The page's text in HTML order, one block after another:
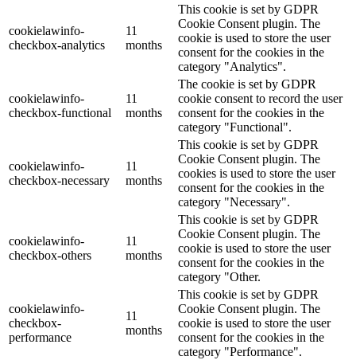
cookielawinfo-
checkbox-analytics
11
months
This cookie is set by GDPR
Cookie Consent plugin. The
cookie is used to store the user
consent for the cookies in the
category "Analytics".
cookielawinfo-
checkbox-functional
11
months
The cookie is set by GDPR
cookie consent to record the user
consent for the cookies in the
category "Functional".
cookielawinfo-
checkbox-necessary
11
months
This cookie is set by GDPR
Cookie Consent plugin. The
cookies is used to store the user
consent for the cookies in the
category "Necessary".
cookielawinfo-
checkbox-others
11
months
This cookie is set by GDPR
Cookie Consent plugin. The
cookie is used to store the user
consent for the cookies in the
category "Other.
cookielawinfo-
checkbox-
performance
11
months
This cookie is set by GDPR
Cookie Consent plugin. The
cookie is used to store the user
consent for the cookies in the
category "Performance".